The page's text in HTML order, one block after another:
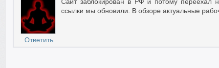
Ответить
ссылки мы обновили. В обзоре актуальные